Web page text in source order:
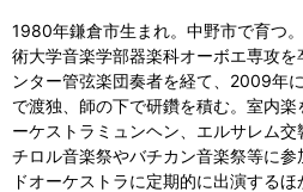
1980年鎌倉市生まれ。中野市で育つ
術大学音楽学部器楽科オーボエ専攻
ンター管弦楽団奏者を経て、2009年
で渡独、師の下で研鑽を積む。室内
ーケストラミュンヘン、エルサレム交
チロル音楽祭やバチカン音楽祭等に
ドオーケストラに定期的に出演するほ